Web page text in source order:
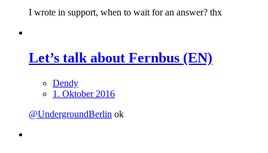
I wrote in support, when to wait for an answer? thx
Let’s talk about Fernbus (EN)
Dendy
1. Oktober 2016
@UndergroundBerlin ok